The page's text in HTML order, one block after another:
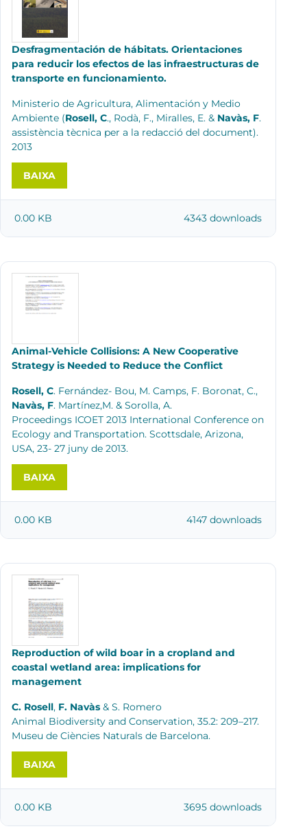
Desfragmentación de hábitats. Orientaciones
para reducir los efectos de las infraestructuras de
transporte en funcionamiento.
Ministerio de Agricultura, Alimentación y Medio
Ambiente (Rosell, C., Rodà, F., Miralles, E. & Navàs, F.
assistència tècnica per a la redacció del document).
2013
BAIXA
4343 downloads
0.00 KB
Animal-Vehicle Collisions: A New Cooperative
Strategy is Needed to Reduce the Conflict
Rosell, C. Fernández- Bou, M. Camps, F. Boronat, C.,
Navàs, F. Martínez,M. & Sorolla, A.
Proceedings ICOET 2013 International Conference on
Ecology and Transportation. Scottsdale, Arizona,
USA, 23- 27 juny de 2013.
BAIXA
4147 downloads
0.00 KB
Reproduction of wild boar in a cropland and
coastal wetland area: implications for
management
C. Rosell, F. Navàs & S. Romero
Animal Biodiversity and Conservation, 35.2: 209–217.
Museu de Ciències Naturals de Barcelona.
BAIXA
3695 downloads
0.00 KB